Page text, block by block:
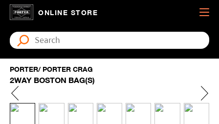
ONLINE STORE
PORTER/ PORTER CRAG
2WAY BOSTON BAG(S)